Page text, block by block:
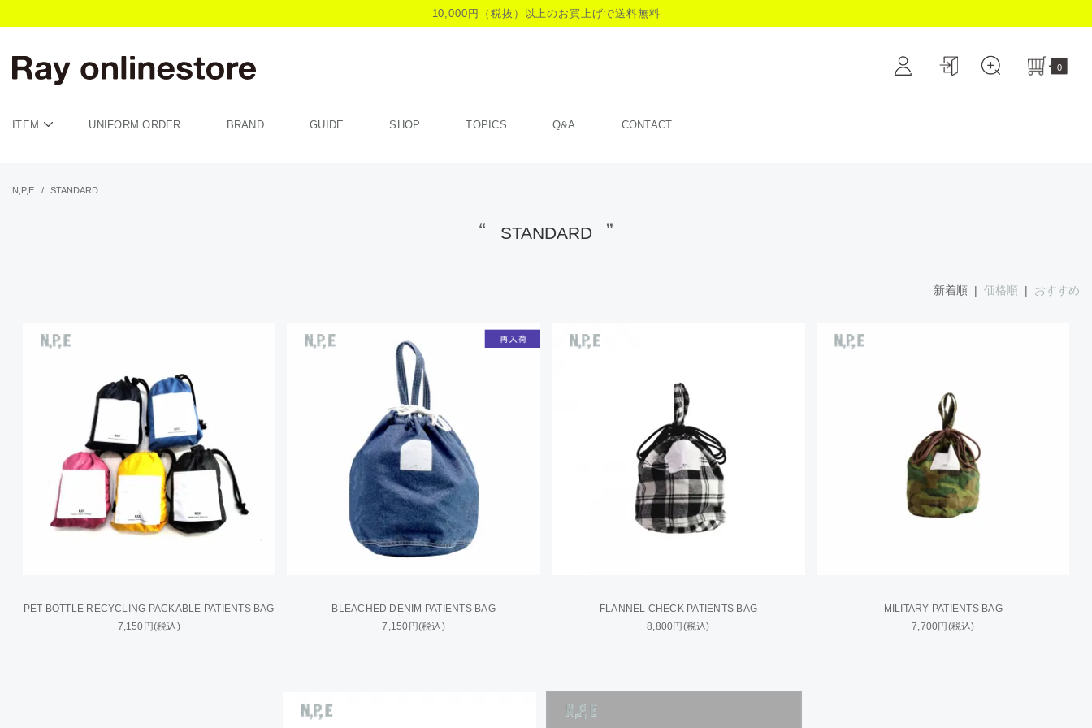
10,000円（税抜）以上のお買上げで送料無料
0
ITEM UNIFORM ORDER BRAND GUIDE SHOP TOPICS Q&A CONTACT
N,P,E / STANDARD
STANDARD
新着順 | 価格順 | おすすめ
PET BOTTLE RECYCLING PACKABLE PATIENTS BAG
7,150円(税込)
BLEACHED DENIM PATIENTS BAG
7,150円(税込)
FLANNEL CHECK PATIENTS BAG
8,800円(税込)
MILITARY PATIENTS BAG
7,700円(税込)